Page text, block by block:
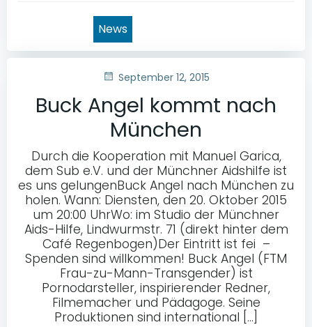
News
September 12, 2015
Buck Angel kommt nach
München
Durch die Kooperation mit Manuel Garica,
dem Sub e.V. und der Münchner Aidshilfe ist
es uns gelungenBuck Angel nach München zu
holen. Wann: Diensten, den 20. Oktober 2015
um 20:00 UhrWo: im Studio der Münchner
Aids-Hilfe, Lindwurmstr. 71 (direkt hinter dem
Café Regenbogen)Der Eintritt ist fei –
Spenden sind willkommen! Buck Angel (FTM
Frau-zu-Mann-Transgender) ist
Pornodarsteller, inspirierender Redner,
Filmemacher und Pädagoge. Seine
Produktionen sind international […]